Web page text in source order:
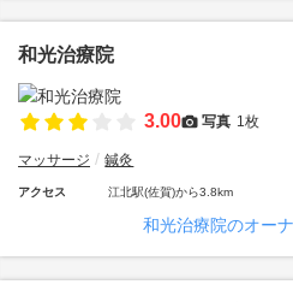
和光治療院
3.00 写真 1枚
マッサージ 鍼灸
アクセス 江北駅(佐賀)から3.8km
和光治療院のオー